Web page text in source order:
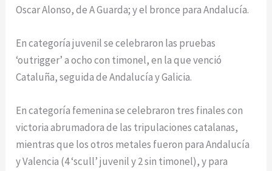
Oscar Alonso, de A Guarda; y el bronce para Andalucía.
En categoría juvenil se celebraron las pruebas
‘outrigger’ a ocho con timonel, en la que venció
Cataluña, seguida de Andalucía y Galicia.
En categoría femenina se celebraron tres finales con
victoria abrumadora de las tripulaciones catalanas,
mientras que los otros metales fueron para Andalucía
y Valencia (4 ‘scull’ juvenil y 2 sin timonel), y para